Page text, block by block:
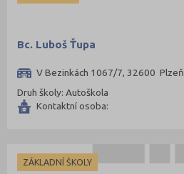
Bc. Luboš Ťupa
V Bezinkách 1067/7, 32600 Plzeň
Druh školy: Autoškola
Kontaktní osoba:
ZÁKLADNÍ ŠKOLY